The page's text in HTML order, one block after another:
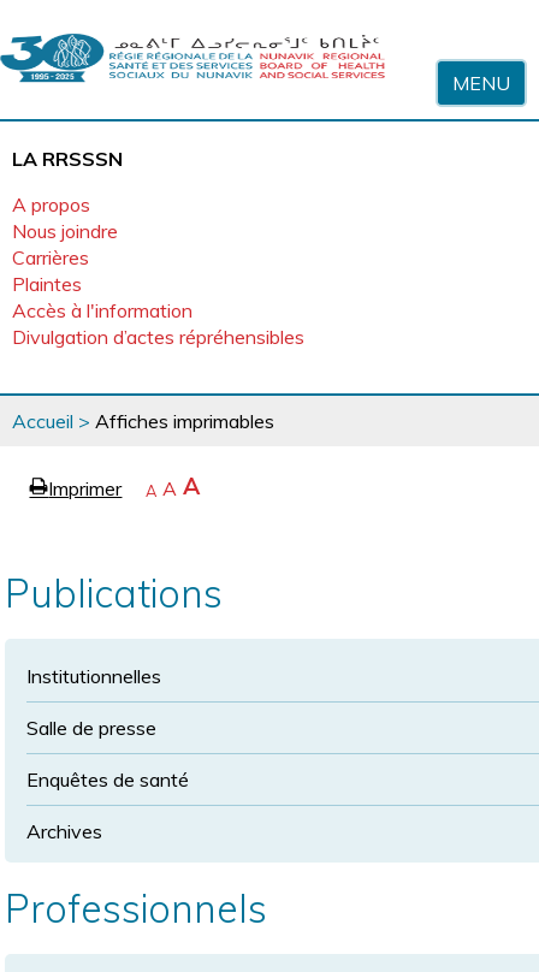
MENU
LA RRSSSN
A propos
Nous joindre
Carrières
Plaintes
Accès à l'information
Divulgation d’actes répréhensibles
Vous
êtes
Accueil > Affiches imprimables
eImprimerpageRétrécir
A Revenir
de
A Agrandir
A
Publications
Institutionnelles
Salle de presse
Enquêtes de santé
Archives
Professionnels